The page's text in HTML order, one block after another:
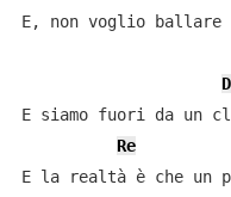
E, non voglio ballare
E siamo fuori da un
Re
E la realtà è che un